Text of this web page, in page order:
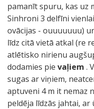
pamanīt spuru, kas uz
Sinhroni 3 delfīni
ovācijas - ouuuuuuu)
līdz citā vietā atkal (re
atlētisko nirienu
dodamies pie vaļiem .
sugas ar viņiem,
aptuveni 4 m it nemaz
peldēja līdzās jahtai,